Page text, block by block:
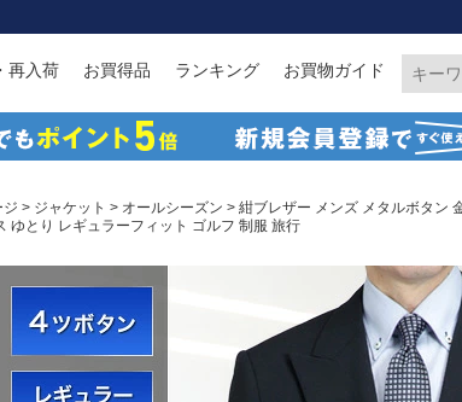
再入荷 お買得品 ランキング お買物ガイド
ジ > ジャケット > オールシーズン > 紺ブレザー メンズ メタルボタン
ゆとり レギュラーフィット ゴルフ 制服 旅行